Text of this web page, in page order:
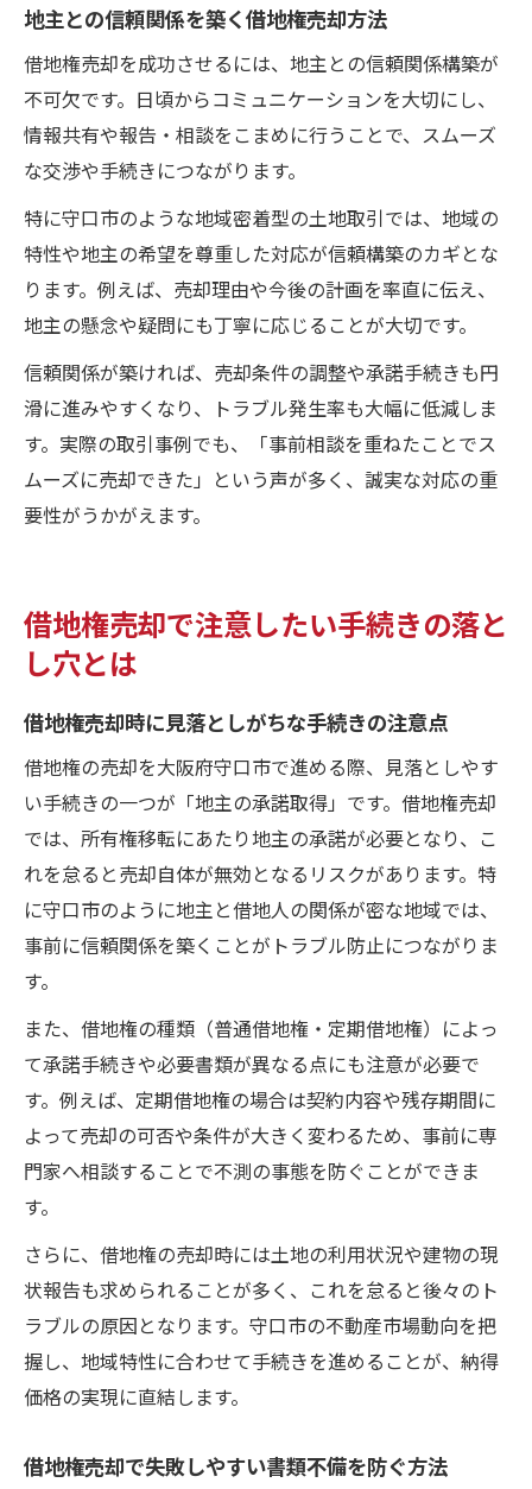
地主との信頼関係を築く借地権売却方法
借地権売却を成功させるには、地主との信頼関係構築が
不可欠です。日頃からコミュニケーションを大切にし、
情報共有や報告・相談をこまめに行うことで、スムーズ
な交渉や手続きにつながります。
特に守口市のような地域密着型の土地取引では、地域の
特性や地主の希望を尊重した対応が信頼構築のカギとな
ります。例えば、売却理由や今後の計画を率直に伝え、
地主の懸念や疑問にも丁寧に応じることが大切です。
信頼関係が築ければ、売却条件の調整や承諾手続きも円
滑に進みやすくなり、トラブル発生率も大幅に低減しま
す。実際の取引事例でも、「事前相談を重ねたことでス
ムーズに売却できた」という声が多く、誠実な対応の重
要性がうかがえます。
借地権売却で注意したい手続きの落と
し穴とは
借地権売却時に見落としがちな手続きの注意点
借地権の売却を大阪府守口市で進める際、見落としやす
い手続きの一つが「地主の承諾取得」です。借地権売却
では、所有権移転にあたり地主の承諾が必要となり、こ
れを怠ると売却自体が無効となるリスクがあります。特
に守口市のように地主と借地人の関係が密な地域では、
事前に信頼関係を築くことがトラブル防止につながりま
す。
また、借地権の種類（普通借地権・定期借地権）によっ
て承諾手続きや必要書類が異なる点にも注意が必要で
す。例えば、定期借地権の場合は契約内容や残存期間に
よって売却の可否や条件が大きく変わるため、事前に専
門家へ相談することで不測の事態を防ぐことができま
す。
さらに、借地権の売却時には土地の利用状況や建物の現
状報告も求められることが多く、これを怠ると後々のト
ラブルの原因となります。守口市の不動産市場動向を把
握し、地域特性に合わせて手続きを進めることが、納得
価格の実現に直結します。
借地権売却で失敗しやすい書類不備を防ぐ方法